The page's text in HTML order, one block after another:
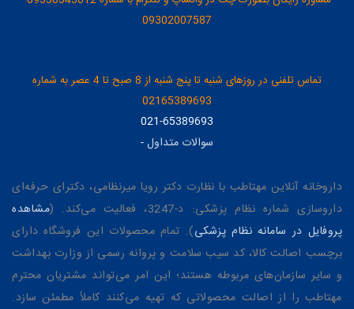
09302007587
تماس تلفنی در روزهای شنبه تا پنج شنبه از 8 صبح تا 4 عصر به شماره
02165389693
021-65389693
سوالات متداول-
داروخانه آنلاین مهتاطب با نظارت دکتر رویا میرنظامی، دکترای حرفه‌ای
داروسازی شماره نظام پزشکی: د-3247، فعالیت می‌کند. (
مشاهده
پروفایل در سامانه نظام پزشکی). تمام محصولات این فروشگاه دارای
برچسب اصالت کالا، کد سیب سلامت و پروانه رسمی از وزارت بهداشت
و سایر سازمان‌های مربوطه هستند؛ این امر می‌تواند مشتریان محترم
مهتاطب را از اصالت محصولاتی که تهیه می‌کنند کاملاً مطمئن سازد.